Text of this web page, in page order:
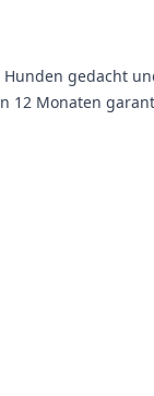
gedacht
12 Monaten